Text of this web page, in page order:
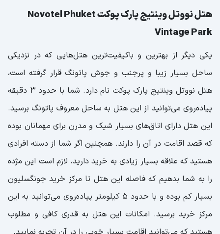
هتل نووتل وینتیج پارک پوکت Novotel Phuket
Vintage Park
یکی دیگر از بهترین و باکیفیت‌ترین هتل‌هایی که در نزدیکی
ساحل بسیار زیبا و پرجنب و جوش پاتونگ قرار گرفته است،
هتل نووتل وینتیج پارک پوکت نام دارد. شما با حدود ۳ دقیقه
پیاده‌روی می‌توانید از این هتل به ساحل معروف پاتونگ برسید.
این هتل دارای اتاق‌های بسیار شیک و مدرن برای مهمانان بوده
که قصد اقامت در آن را دارند. همچنین اگر شما از دسته افرادی
هستید که علاقه بسیار زیادی به خرید دارید، لازم است این مژده
را به شما بدهیم که فاصله این هتل تا مرکز خرید جونگسلیون
بسیار کم بوده و با حدود ۵ کیلومتر پیاده‌روی می‌توانید به این
مرکز خرید برسید. امکانات این هتل به قدری کافی و مطلوب